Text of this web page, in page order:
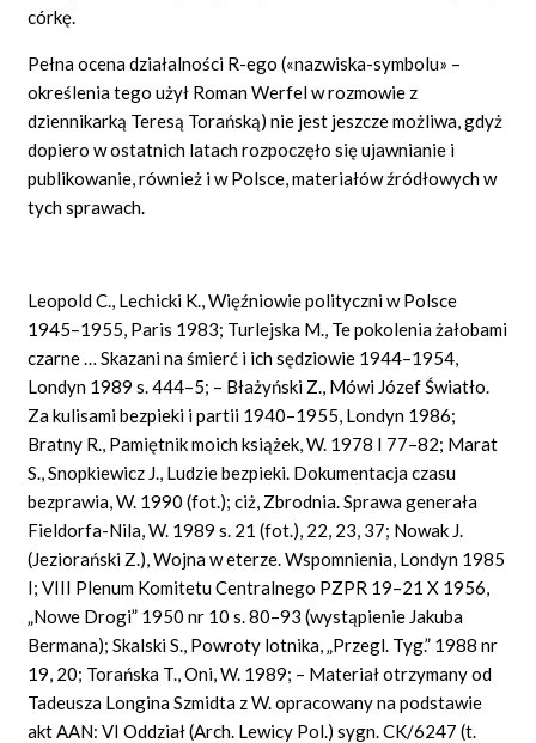
córkę.
Pełna ocena działalności R-ego(«nazwiska-symbolu» –
określenia tego użył Roman Werfel w rozmowie z
dziennikarką Teresą Torańską) nie jest jeszcze możliwa, gdyż
dopiero w ostatnich latach rozpoczęło się ujawnianie i
publikowanie, również i w Polsce, materiałów źródłowych w
tych sprawach.
Leopold C., Lechicki K., Więźniowie polityczni w Polsce
1945–1955, Paris 1983; Turlejska M., Te pokolenia żałobami
czarne … Skazani na śmierć i ich sędziowie 1944–1954,
Londyn 1989 s. 444–5; – Błażyński Z., Mówi Józef Światło.
Za kulisami bezpieki i partii 1940–1955, Londyn 1986;
Bratny R., Pamiętnik moich książek, W. 1978 I 77–82; Marat
S., Snopkiewicz J., Ludzie bezpieki. Dokumentacja czasu
bezprawia, W. 1990 (fot.); ciż, Zbrodnia. Sprawa generała
Fieldorfa-Nila, W. 1989 s. 21 (fot.), 22, 23, 37; Nowak J.
(Jeziorański Z.), Wojna w eterze. Wspomnienia, Londyn 1985
I; VIII Plenum Komitetu Centralnego PZPR 19–21 X 1956,
„Nowe Drogi” 1950 nr 10 s. 80–93 (wystąpienie Jakuba
Bermana); Skalski S., Powroty lotnika, „Przegl. Tyg.” 1988 nr
19, 20; Torańska T., Oni, W. 1989; – Materiał otrzymany od
Tadeusza Longina Szmidta z W. opracowany na podstawie
akt AAN: VI Oddział (Arch. Lewicy Pol.) sygn. CK/6247 (t.